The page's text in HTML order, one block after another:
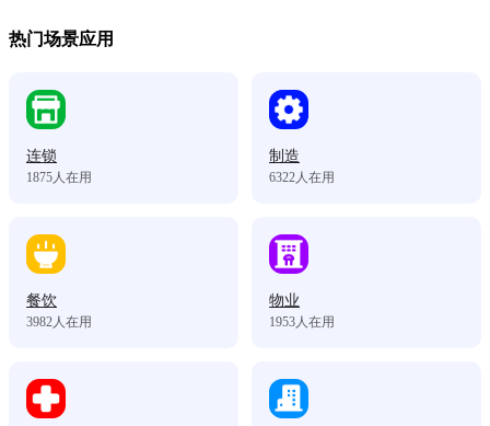
热门场景应用
连锁
1875 人在用
制造
6322 人在用
餐饮
3982 人在用
物业
1953 人在用